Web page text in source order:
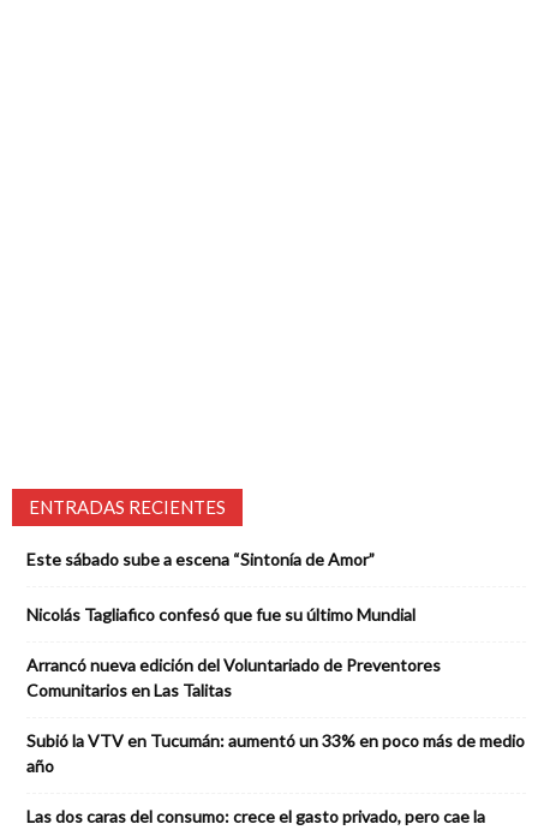
ENTRADAS RECIENTES
Este sábado sube a escena “Sintonía de Amor”
Nicolás Tagliafico confesó que fue su último Mundial
Arrancó nueva edición del Voluntariado de Preventores
Comunitarios en Las Talitas
Subió la VTV en Tucumán: aumentó un 33% en poco más de medio
año
Las dos caras del consumo: crece el gasto privado, pero cae la